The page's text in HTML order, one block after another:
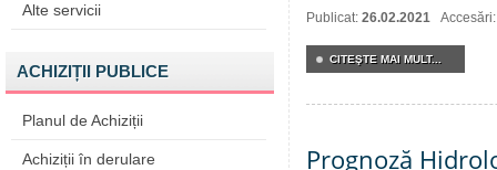
Alte servicii
ACHIZIȚII PUBLICE
Planul de Achiziții
Achiziții în derulare
Publicat: 26.02.2021
CITEŞTE MAI MULT...
Prognoză